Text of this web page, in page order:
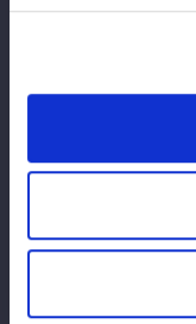
ね。やってやるよ！